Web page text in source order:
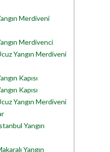
Merdiveni
Merdivenci
Yangın Merdiveni
Kapısı
Kapısı
Yangın Merdiveni
Yangın
Yangın